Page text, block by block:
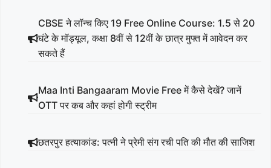
CBSE ने लॉन्च किए 19 Free Online Course: 1.5 से 20
घंटे के मॉड्यूल, कक्षा 8वीं से 12वीं के छात्र मुफ्त में आवेदन कर
सकते हैं
Maa Inti Bangaaram Movie Free में कैसे देखें? जानें
OTT पर कब और कहां होगी स्ट्रीम
छतरपुर हत्याकांड: पत्नी ने प्रेमी संग रची पति की मौत की साजिश